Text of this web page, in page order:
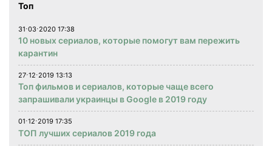
Топ
31⋅03⋅2020 17:38
10 новых сериалов, которые помогут вам пережить
карантин
27⋅12⋅2019 13:13
Топ фильмов и сериалов, которые чаще всего
запрашивали украинцы в Google в 2019 году
01⋅12⋅2019 17:35
ТОП лучших сериалов 2019 года